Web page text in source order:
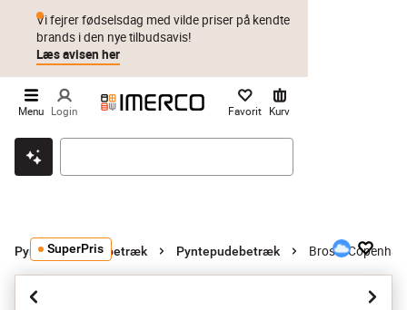
Klik & hent Byt i 1 år Prismatch
Vi fejrer fødselsdag med vilde priser på kendte
brands i den nye tilbudsavis!
Læs avisen her
Menu Login Favorit Kurv
Pyntepuder og -betræk Pyntepudebetræk Broste
SuperPris